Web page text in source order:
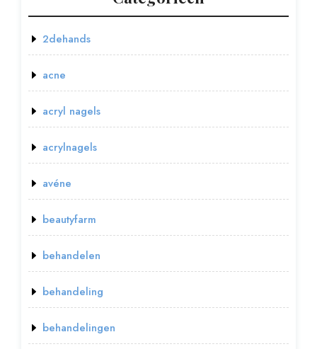
2dehands
acne
acryl nagels
acrylnagels
avéne
beautyfarm
behandelen
behandeling
behandelingen